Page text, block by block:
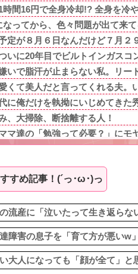
時間16円で全身冷却!? 全身を冷
なってから、色々問題が出て来
定が８月６日なんだけど７月２
いに20年目でビルトインガスコ
いで脂汗が止まらない私。リー
くて美人だと言ってくれる夫。
に俺だけを執拗にいじめてきた
、大掃除、断捨離する人！
マ達の「勉強って必要？」にモ
結婚の話が出ている彼女の親戚
181人 ナルト：347人
教師】私「修学旅行の持ち物に書
共働きで子育てなんて大変ねぇ
すめ記事！(´っ･ω･)っ
流産に「泣いたって生き返ら
障害の息子を「育て方が悪いw
大人になっても「顔が全て」